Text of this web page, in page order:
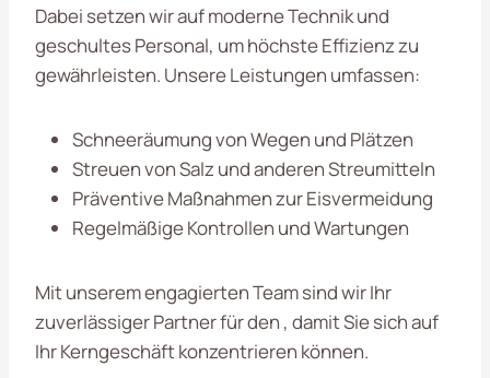
Dabei setzen wir auf moderne Technik und
geschultes Personal, um höchste Effizienz zu
gewährleisten. Unsere Leistungen umfassen:
Schneeräumung von Wegen und Plätzen
Streuen von Salz und anderen Streumitteln
Präventive Maßnahmen zur Eisvermeidung
Regelmäßige Kontrollen und Wartungen
Mit unserem engagierten Team sind wir Ihr
zuverlässiger Partner für den , damit Sie sich auf
Ihr Kerngeschäft konzentrieren können.